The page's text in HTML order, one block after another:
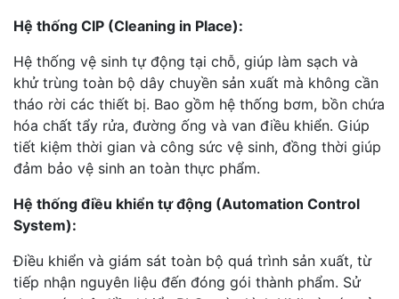
Hệ thống CIP (Cleaning in Place):
Hệ thống vệ sinh tự động tại chỗ, giúp làm sạch và
khử trùng toàn bộ dây chuyền sản xuất mà không cần
tháo rời các thiết bị. Bao gồm hệ thống bơm, bồn chứa
hóa chất tẩy rửa, đường ống và van điều khiển. Giúp
tiết kiệm thời gian và công sức vệ sinh, đồng thời giúp
đảm bảo vệ sinh an toàn thực phẩm.
Hệ thống điều khiển tự động (Automation Control
System):
Điều khiển và giám sát toàn bộ quá trình sản xuất, từ
tiếp nhận nguyên liệu đến đóng gói thành phẩm. Sử